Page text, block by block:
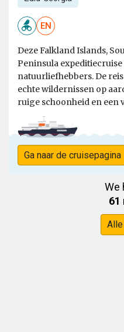
EN
Deze Falkland Islands,
Peninsula
natuurliefhebbers. De
echte wildernissen op
ruige schoonheid en een
Ga naar de cruisepagina
We
61